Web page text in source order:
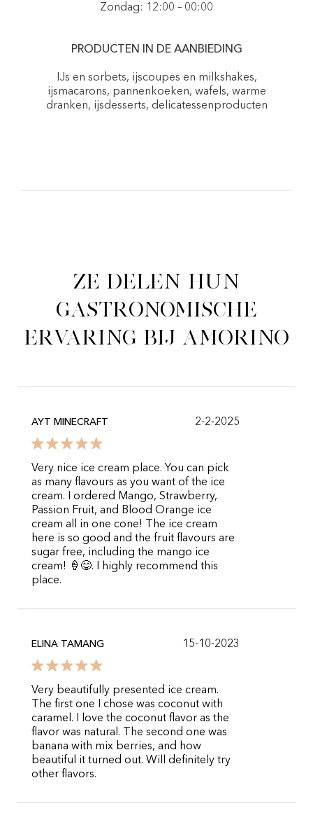
Zondag: 12:00 – 00:00
PRODUCTEN IN DE AANBIEDING
IJs en sorbets, ijscoupes en milkshakes,
ijsmacarons, pannenkoeken, wafels, warme
dranken, ijsdesserts, delicatessenproducten
Ze delen hun
gastronomische
ervaring bij Amorino
AYT MINECRAFT 2-2-2025
Very nice ice cream place. You can pick
as many flavours as you want of the ice
cream. I ordered Mango, Strawberry,
Passion Fruit, and Blood Orange ice
cream all in one cone! The ice cream
here is so good and the fruit flavours are
sugar free, including the mango ice
cream! 🍦😋. I highly recommend this
place.
ELINA TAMANG 15-10-2023
Very beautifully presented ice cream.
The first one I chose was coconut with
caramel. I love the coconut flavor as the
flavor was natural. The second one was
banana with mix berries, and how
beautiful it turned out. Will definitely try
other flavors.